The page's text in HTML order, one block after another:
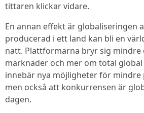
tittaren klickar vidare.
En annan effekt är globaliseringen
producerad i ett land kan bli en
natt. Plattformarna bryr sig mindre
marknader och mer om total
innebär nya möjligheter för
men också att konkurrensen är
dagen.